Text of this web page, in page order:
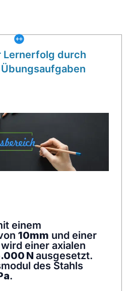
Lernerfolg durch